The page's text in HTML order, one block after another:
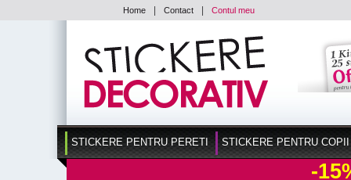
Home Contact Contul meu
STICKERE PENTRU PERETI STICKERE PENTRU COPII
-